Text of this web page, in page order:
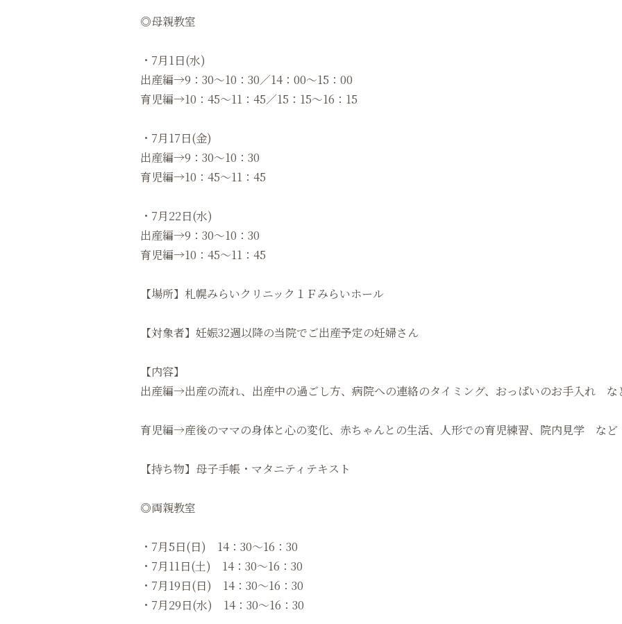
◎母親教室
・7月1日(水)
出産編→9：30～10：30／14：00～15：00
育児編→10：45〜11：45／15：15〜16：15
・7月17日(金)
出産編→9：30～10：30
育児編→10：45〜11：45
・7月22日(水)
出産編→9：30～10：30
育児編→10：45〜11：45
【場所】札幌みらいクリニック１Ｆみらいホール
【対象者】妊娠32週以降の当院でご出産予定の妊婦さん
【内容】
出産編→出産の流れ、出産中の過ごし方、病院への連絡のタイミング、おっぱいのお手入れ な
育児編→産後のママの身体と心の変化、赤ちゃんとの生活、人形での育児練習、院内見学 など
【持ち物】母子手帳・マタニティテキスト
◎両親教室
・7月5日(日) 14：30～16：30
・7月11日(土) 14：30～16：30
・7月19日(日) 14：30～16：30
・7月29日(水) 14：30〜16：30